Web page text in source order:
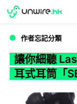
WWDC 2026
作者忘記分類
讓你細聽
耳式耳筒「